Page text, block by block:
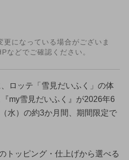
更になっている場合がございま
などでご確認ください。
ロッテ「雪見だいふく」の体
my雪見だいふく』が2026年6
水）の約3か月間、期間限定で
トッピング・仕上げから選べる